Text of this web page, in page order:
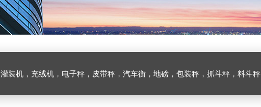
灌装机，充绒机，电子秤，皮带秤，汽车衡，地磅，包装秤，抓斗秤，料斗秤